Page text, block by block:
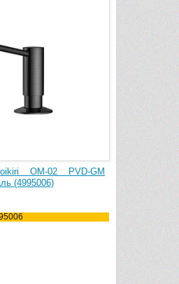
OM-02 PVD-GM
(4995006)